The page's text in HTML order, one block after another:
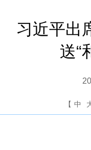
习近平出
送“
【 中